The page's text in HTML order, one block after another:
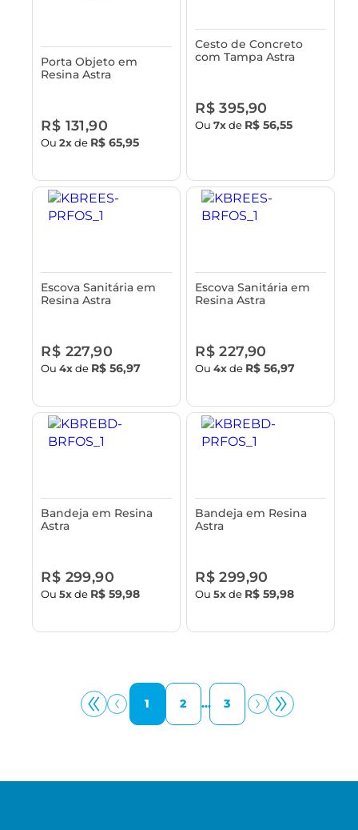
Porta Objeto em
Resina Astra
R$ 131,90
Ou2xde R$ 65,95
Cesto de Concreto
com Tampa Astra
R$ 395,90
Ou7xde R$ 56,55
Escova Sanitária em
Resina Astra
R$ 227,90
Ou4xde R$ 56,97
Escova Sanitária em
Resina Astra
R$ 227,90
Ou4xde R$ 56,97
Bandeja em Resina
Astra
R$ 299,90
Ou5xde R$ 59,98
Bandeja em Resina
Astra
R$ 299,90
Ou5xde R$ 59,98
1 2 ... 3